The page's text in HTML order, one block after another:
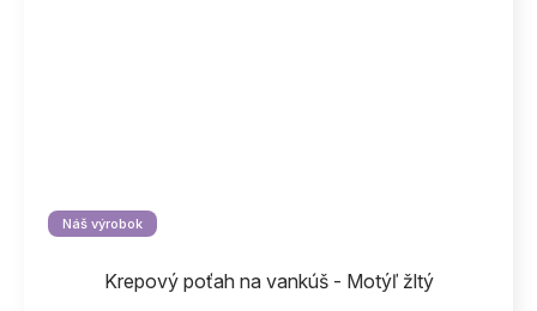
Náš výrobok
Krepový poťah na vankúš - Motýľ žltý